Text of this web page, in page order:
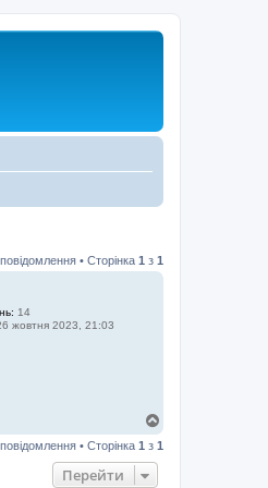
• Сторінка 1 з 1
14
жовтня 2023, 21:03
г
• Сторінка 1 з 1
Перейти